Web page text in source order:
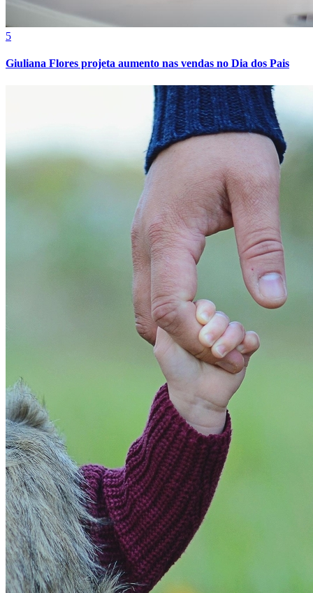
Atlético-MG
Cruzeiro
5
Giuliana Flores projeta aumento nas vendas no Dia dos Pais